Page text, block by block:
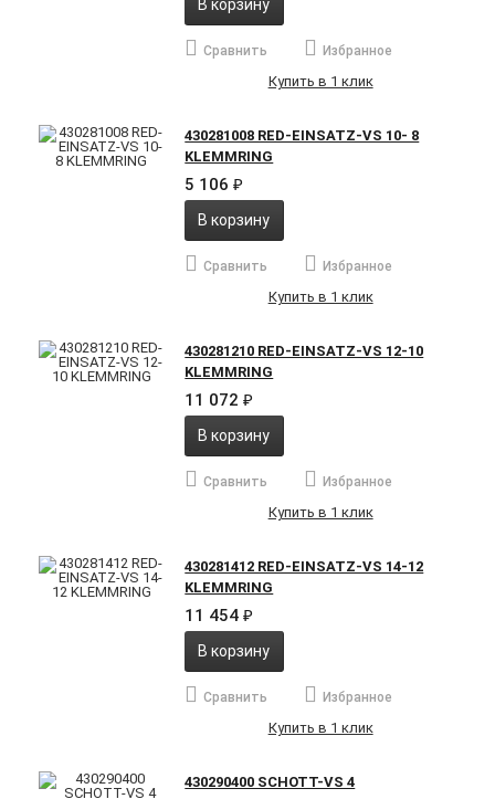
В корзину
Сравнить Избранное
Купить в 1 клик
430281008 RED-EINSATZ-VS 10- 8
KLEMMRING
5 106₽
В корзину
Сравнить Избранное
Купить в 1 клик
430281210 RED-EINSATZ-VS 12-10
KLEMMRING
11 072₽
В корзину
Сравнить Избранное
Купить в 1 клик
430281412 RED-EINSATZ-VS 14-12
KLEMMRING
11 454₽
В корзину
Сравнить Избранное
Купить в 1 клик
430290400 SCHOTT-VS 4